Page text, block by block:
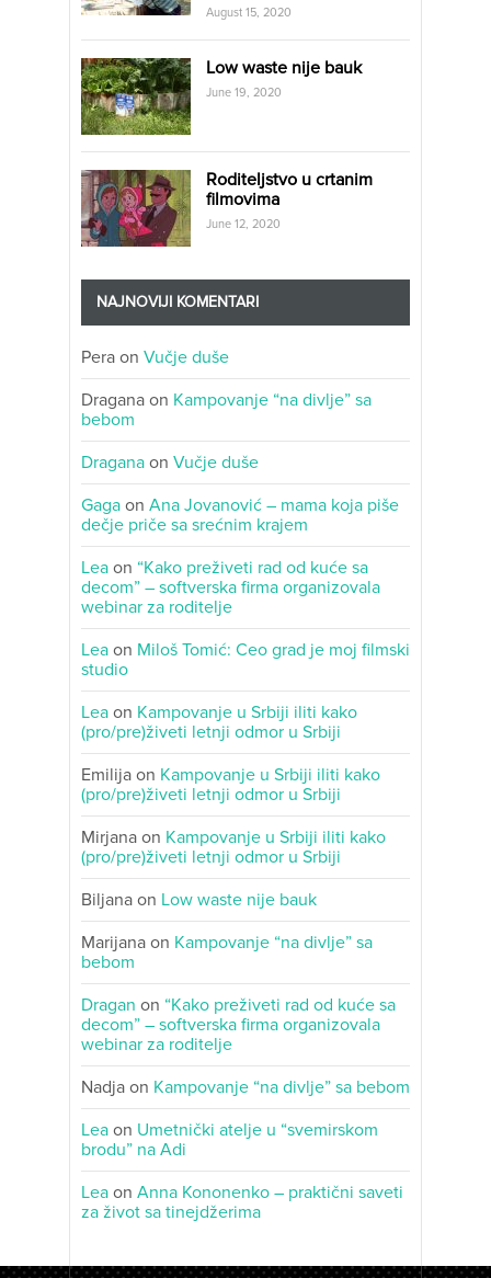
August 15, 2020
Low waste nije bauk
June 19, 2020
Roditeljstvo u crtanim
filmovima
June 12, 2020
NAJNOVIJI KOMENTARI
Pera on Vučje duše
Dragana on Kampovanje “na divlje” sa
bebom
Dragana on Vučje duše
Gaga on Ana Jovanović – mama koja piše
dečje priče sa srećnim krajem
Lea on “Kako preživeti rad od kuće sa
decom” – softverska firma organizovala
webinar za roditelje
Lea on Miloš Tomić: Ceo grad je moj filmski
studio
Lea on Kampovanje u Srbiji iliti kako
(pro/pre)živeti letnji odmor u Srbiji
Emilija on Kampovanje u Srbiji iliti kako
(pro/pre)živeti letnji odmor u Srbiji
Mirjana on Kampovanje u Srbiji iliti kako
(pro/pre)živeti letnji odmor u Srbiji
Biljana on Low waste nije bauk
Marijana on Kampovanje “na divlje” sa
bebom
Dragan on “Kako preživeti rad od kuće sa
decom” – softverska firma organizovala
webinar za roditelje
Nadja on Kampovanje “na divlje” sa bebom
Lea on Umetnički atelje u “svemirskom
brodu” na Adi
Lea on Anna Kononenko – praktični saveti
za život sa tinejdžerima